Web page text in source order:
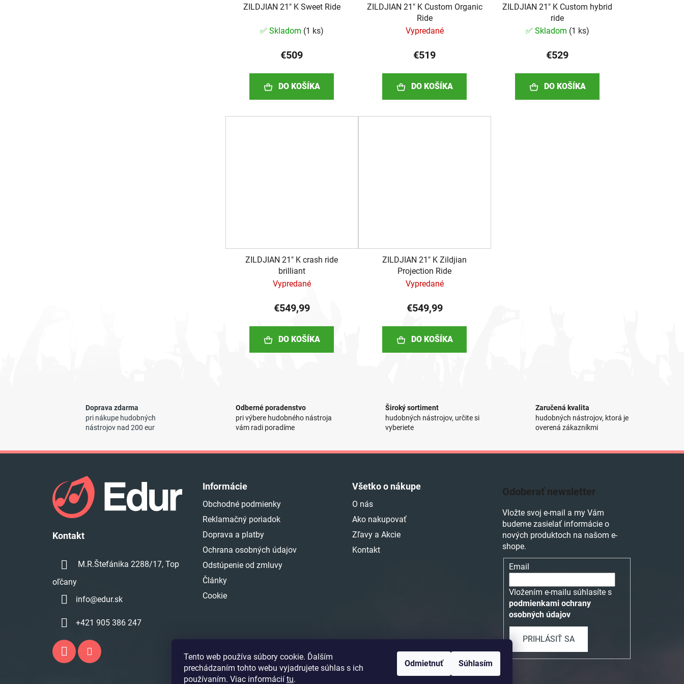
Tento web používa súbory cookie. Ďalším
prechádzaním tohto webu vyjadrujete súhlas s ich
používaním. Viac informácií tu.
Odmietnuť Súhlasím
ZILDJIAN 21" K Sweet Ride
✅ Skladom (1 ks)
€509
DO KOŠÍKA
ZILDJIAN 21" K Custom Organic
Ride
Vypredané
€519
DO KOŠÍKA
ZILDJIAN 21" K Custom hybrid
ride
✅ Skladom (1 ks)
€529
DO KOŠÍKA
ZILDJIAN 21" K crash ride
brilliant
Vypredané
€549,99
DO KOŠÍKA
ZILDJIAN 21" K Zildjian
Projection Ride
Vypredané
€549,99
DO KOŠÍKA
á
c
Doprava zdarma
pri nákupe hudobných
nástrojov nad 200 eur
Odberné poradenstvo
pri výbere hudobného nástroja
vám radi poradíme
Široký sortiment
hudobných nástrojov, určite si
vyberiete
Zaručená kvalita
hudobných nástrojov, ktorá je
overená zákazníkmi
Kontakt
M.R.Štefánika 2288/17, Top
oľčany
info@edur.sk
+421 905 386 247
Informácie
Obchodné podmienky
Reklamačný poriadok
Doprava a platby
Ochrana osobných údajov
Odstúpenie od zmluvy
Články
Cookie
Všetko o nákupe
O nás
Ako nakupovať
Zľavy a Akcie
Kontakt
Odoberať newsletter
Vložte svoj e-mail a my Vám
budeme zasielať informácie o
nových produktoch na našom e-
shope.
Email
Vložením e-mailu súhlasíte s
podmienkami ochrany
osobných údajov
PRIHLÁSIŤ SA